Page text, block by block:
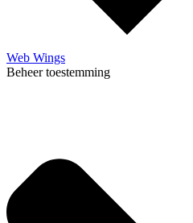
Web Wings
Beheer toestemming